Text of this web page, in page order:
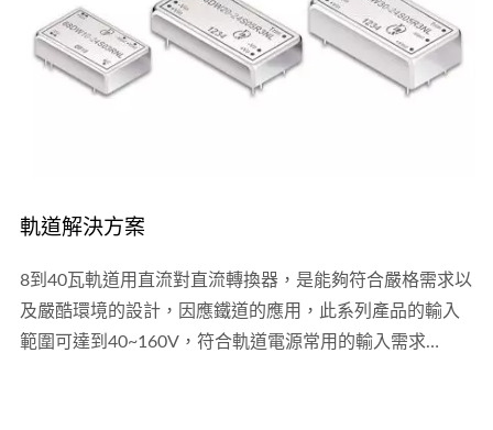
軌道解決方案
8到40瓦軌道用直流對直流轉換器，是能夠符合嚴格需求以
及嚴酷環境的設計，因應鐵道的應用，此系列產品的輸入
範圍可達到40~160V，符合軌道電源常用的輸入需求